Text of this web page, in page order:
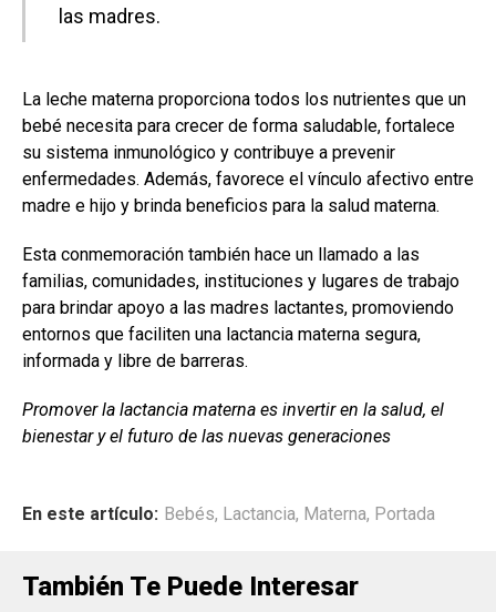
las madres.
La leche materna proporciona todos los nutrientes que un
bebé necesita para crecer de forma saludable, fortalece
su sistema inmunológico y contribuye a prevenir
enfermedades. Además, favorece el vínculo afectivo entre
madre e hijo y brinda beneficios para la salud materna.
Esta conmemoración también hace un llamado a las
familias, comunidades, instituciones y lugares de trabajo
para brindar apoyo a las madres lactantes, promoviendo
entornos que faciliten una lactancia materna segura,
informada y libre de barreras.
Promover la lactancia materna es invertir en la salud, el
bienestar y el futuro de las nuevas generaciones
En este artículo: Bebés, Lactancia, Materna, Portada
También Te Puede Interesar